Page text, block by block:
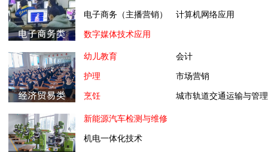
电子商务（主播营销） 计算机网络应用
数字媒体技术应用
幼儿教育 会计
护理 市场营销
烹饪 城市轨道交通运输与管理
新能源汽车检测与维修
机电一体化技术